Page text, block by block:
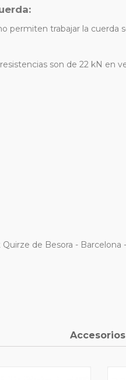
permiten trabajar la
son de 22 kN
de Besora - Barcelona
Accesorios